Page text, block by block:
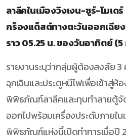
ลาลีคในเมืองวิงเงน-ซูร์-โมเ
กร็องแต็สต์ทางตะวันออกเฉีย
ราว 05.25 น. ของวันอาทิตย์
รายงานระบุว่ากลุ่มผู้ต้องสงสัย
ฉุกเฉินและประตูหนีไฟเพื่อเข้าสู่
พิพิธภัณฑ์ลาลีคและทุบทำลายตู้
ออกไปพร้อมเครื่องประดับภายใน
พิพิธภัณฑ์แห่งนี้เปิดทำการเมื่อปี